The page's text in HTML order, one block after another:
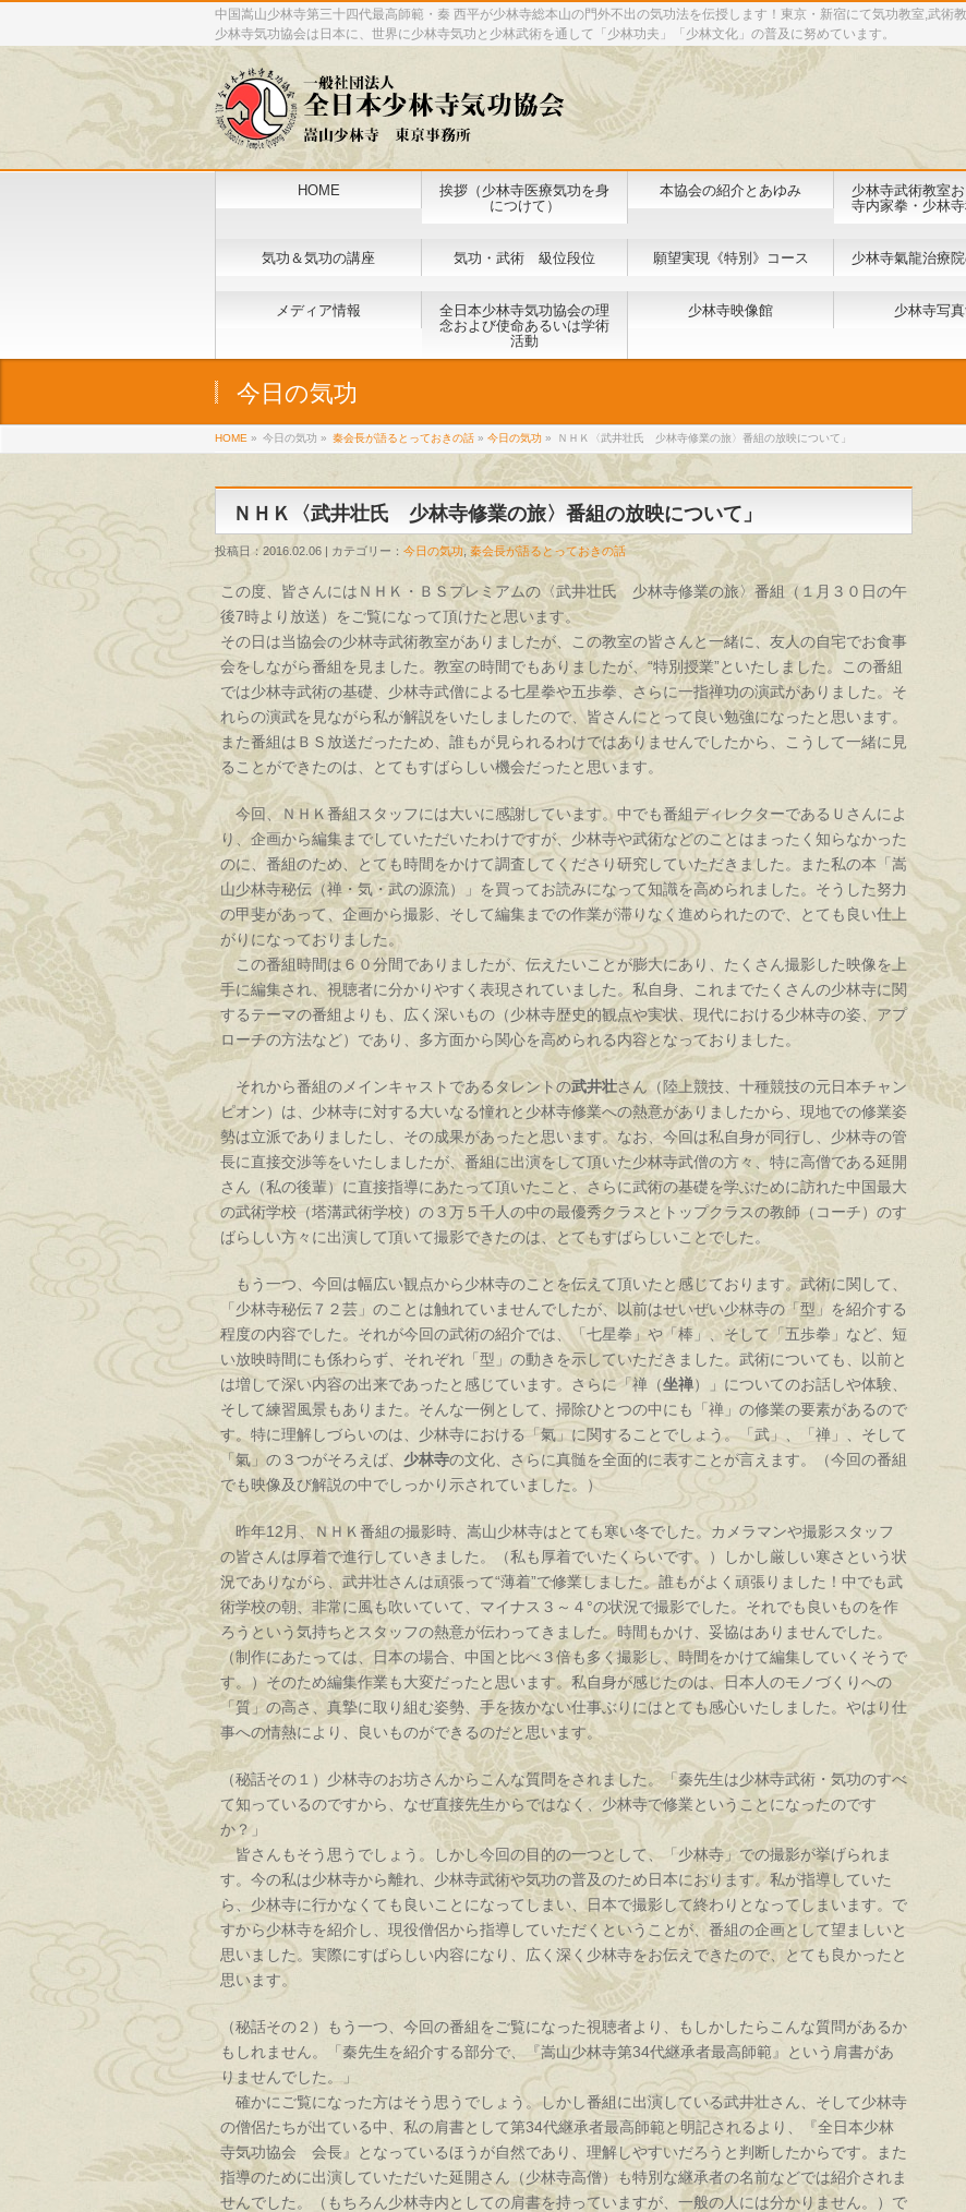
中国嵩山少林寺第三十四代最高師範・秦 西平が少林寺総本山の門外不出の気功法を伝授します！東京・新宿にて気功教室,武術
少林寺気功協会は日本に、世界に少林寺気功と少林武術を通して「少林功夫」「少林文化」の普及に努めています。
HOME
挨拶（少林寺医療気功を身
につけて）
本協会の紹介とあゆみ
少林寺武術教室
寺内家拳・少林
気功＆気功の講座 気功・武術 級位段位 願望実現《特別》コース 少林寺氣龍治療
メディア情報
全日本少林寺気功協会の理
念および使命あるいは学術
活動
少林寺映像館 少林寺写
今日の気功
HOME » 今日の気功 » 秦会長が語るとっておきの話 » 今日の気功 » ＮＨＫ〈武井壮氏 少林寺修業の旅〉番組の放映について」
ＮＨＫ〈武井壮氏 少林寺修業の旅〉番組の放映について」
投稿日：2016.02.06 | カテゴリー： 今日の気功 ,秦会長が語るとっておきの話
この度、皆さんにはＮＨＫ・ＢＳプレミアムの〈武井壮氏 少林寺修業の旅〉番組（１月３０日の午
後7時より放送）をご覧になって頂けたと思います。
その日は当協会の少林寺武術教室がありましたが、この教室の皆さんと一緒に、友人の自宅でお食事
会をしながら番組を見ました。教室の時間でもありましたが、“特別授業”といたしました。この番組
では少林寺武術の基礎、少林寺武僧による七星拳や五歩拳、さらに一指禅功の演武がありました。そ
れらの演武を見ながら私が解説をいたしましたので、皆さんにとって良い勉強になったと思います。
また番組はＢＳ放送だったため、誰もが見られるわけではありませんでしたから、こうして一緒に見
ることができたのは、とてもすばらしい機会だったと思います。
今回、ＮＨＫ番組スタッフには大いに感謝しています。中でも番組ディレクターであるＵさんによ
り、企画から編集までしていただいたわけですが、少林寺や武術などのことはまったく知らなかった
のに、番組のため、とても時間をかけて調査してくださり研究していただきました。また私の本「嵩
山少林寺秘伝（禅・気・武の源流）」を買ってお読みになって知識を高められました。そうした努力
の甲斐があって、企画から撮影、そして編集までの作業が滞りなく進められたので、とても良い仕上
がりになっておりました。
この番組時間は６０分間でありましたが、伝えたいことが膨大にあり、たくさん撮影した映像を上
手に編集され、視聴者に分かりやすく表現されていました。私自身、これまでたくさんの少林寺に関
するテーマの番組よりも、広く深いもの（少林寺歴史的観点や実状、現代における少林寺の姿、アプ
ローチの方法など）であり、多方面から関心を高められる内容となっておりました。
それから番組のメインキャストであるタレントの武井壮さん（陸上競技、十種競技の元日本チャン
ピオン）は、少林寺に対する大いなる憧れと少林寺修業への熱意がありましたから、現地での修業姿
勢は立派でありましたし、その成果があったと思います。なお、今回は私自身が同行し、少林寺の管
長に直接交渉等をいたしましたが、番組に出演をして頂いた少林寺武僧の方々、特に高僧である延開
さん（私の後輩）に直接指導にあたって頂いたこと、さらに武術の基礎を学ぶために訪れた中国最大
の武術学校（塔溝武術学校）の３万５千人の中の最優秀クラスとトップクラスの教師（コーチ）のす
ばらしい方々に出演して頂いて撮影できたのは、とてもすばらしいことでした。
もう一つ、今回は幅広い観点から少林寺のことを伝えて頂いたと感じております。武術に関して、
「少林寺秘伝７２芸」のことは触れていませんでしたが、以前はせいぜい少林寺の「型」を紹介する
程度の内容でした。それが今回の武術の紹介では、「七星拳」や「棒」、そして「五歩拳」など、短
い放映時間にも係わらず、それぞれ「型」の動きを示していただきました。武術についても、以前と
は増して深い内容の出来であったと感じています。さらに「禅（坐禅）」についてのお話しや体験、
そして練習風景もありまた。そんな一例として、掃除ひとつの中にも「禅」の修業の要素があるので
す。特に理解しづらいのは、少林寺における「氣」に関することでしょう。「武」、「禅」、そして
「氣」の３つがそろえば、 少林寺の文化、さらに真髄を全面的に表すことが言えます。（今回の番組
でも映像及び解説の中でしっかり示されていました。）
昨年12月、ＮＨＫ番組の撮影時、嵩山少林寺はとても寒い冬でした。カメラマンや撮影スタッフ
の皆さんは厚着で進行していきました。（私も厚着でいたくらいです。）しかし厳しい寒さという状
況でありながら、武井壮さんは頑張って“薄着”で修業しました。誰もがよく頑張りました！中でも武
術学校の朝、非常に風も吹いていて、マイナス３～４°の状況で撮影でした。それでも良いものを作
ろうという気持ちとスタッフの熱意が伝わってきました。時間もかけ、妥協はありませんでした。
（制作にあたっては、日本の場合、中国と比べ３倍も多く撮影し、時間をかけて編集していくそうで
す。）そのため編集作業も大変だったと思います。私自身が感じたのは、日本人のモノづくりへの
「質」の高さ、真摯に取り組む姿勢、手を抜かない仕事ぶりにはとても感心いたしました。やはり仕
事への情熱により、良いものができるのだと思います。
（秘話その１）少林寺のお坊さんからこんな質問をされました。「秦先生は少林寺武術・気功のすべ
て知っているのですから、なぜ直接先生からではなく、少林寺で修業ということになったのです
か？」
皆さんもそう思うでしょう。しかし今回の目的の一つとして、「少林寺」での撮影が挙げられま
す。今の私は少林寺から離れ、少林寺武術や気功の普及のため日本におります。私が指導していた
ら、少林寺に行かなくても良いことになってしまい、日本で撮影して終わりとなってしまいます。で
すから少林寺を紹介し、現役僧侶から指導していただくということが、番組の企画として望ましいと
思いました。実際にすばらしい内容になり、広く深く少林寺をお伝えできたので、とても良かったと
思います。
（秘話その２）もう一つ、今回の番組をご覧になった視聴者より、もしかしたらこんな質問があるか
もしれません。「秦先生を紹介する部分で、『嵩山少林寺第34代継承者最高師範』という肩書があ
りませんでした。」
確かにご覧になった方はそう思うでしょう。しかし番組に出演している武井壮さん、そして少林寺
の僧侶たちが出ている中、私の肩書として第34代継承者最高師範と明記されるより、『全日本少林
寺気功協会 会長』となっているほうが自然であり、理解しやすいだろうと判断したからです。また
指導のために出演していただいた延開さん（少林寺高僧）も特別な継承者の名前などでは紹介されま
せんでした。（もちろん少林寺内としての肩書を持っていますが、一般の人には分かりません。）で